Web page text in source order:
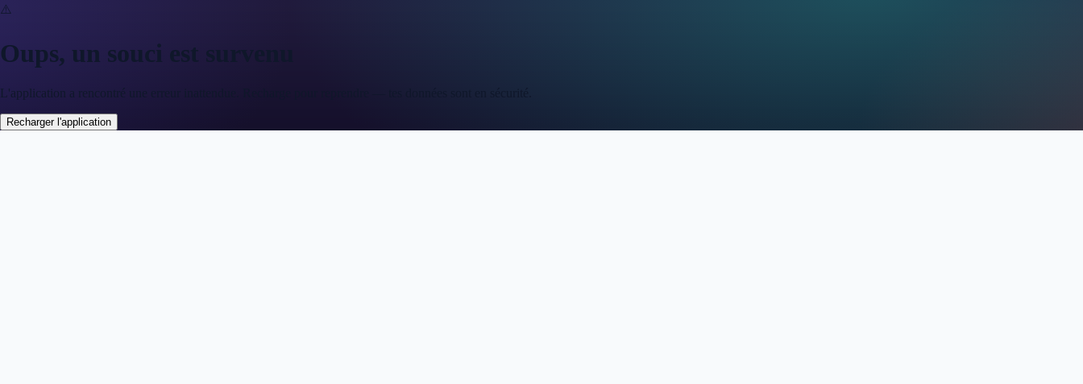
⚠️
Oups, un souci est survenu
L'application a rencontré une erreur inattendue. Recharge pour reprendre — tes données sont en sécurité.
Recharger l'application